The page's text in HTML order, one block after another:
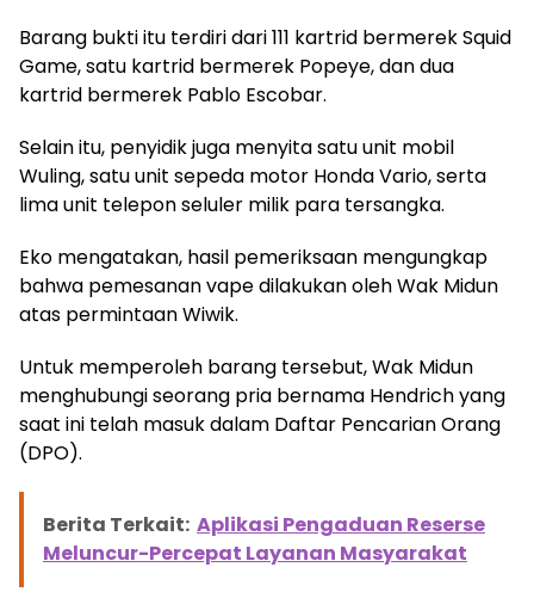
Barang bukti itu terdiri dari 111 kartrid bermerek Squid
Game, satu kartrid bermerek Popeye, dan dua
kartrid bermerek Pablo Escobar.
Selain itu, penyidik juga menyita satu unit mobil
Wuling, satu unit sepeda motor Honda Vario, serta
lima unit telepon seluler milik para tersangka.
Eko mengatakan, hasil pemeriksaan mengungkap
bahwa pemesanan vape dilakukan oleh Wak Midun
atas permintaan Wiwik.
Untuk memperoleh barang tersebut, Wak Midun
menghubungi seorang pria bernama Hendrich yang
saat ini telah masuk dalam Daftar Pencarian Orang
(DPO).
Berita Terkait: Aplikasi Pengaduan Reserse
Meluncur-Percepat Layanan Masyarakat